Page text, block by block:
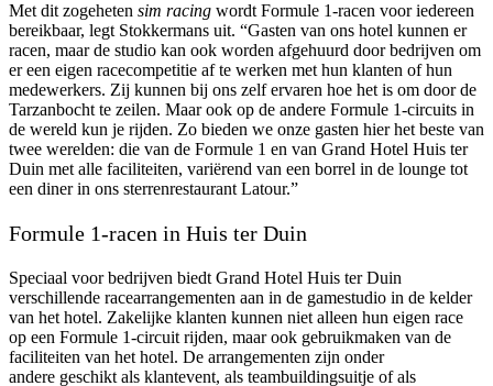
Met dit zogeheten sim racing wordt Formule 1-racen voor iedereen
bereikbaar, legt Stokkermans uit. “Gasten van ons hotel kunnen er
racen, maar de studio kan ook worden afgehuurd door bedrijven om
er een eigen racecompetitie af te werken met hun klanten of hun
medewerkers. Zij kunnen bij ons zelf ervaren hoe het is om door de
Tarzanbocht te zeilen. Maar ook op de andere Formule 1-circuits in
de wereld kun je rijden. Zo bieden we onze gasten hier het beste van
twee werelden: die van de Formule 1 en van Grand Hotel Huis ter
Duin met alle faciliteiten, variërend van een borrel in de lounge tot
een diner in ons sterrenrestaurant Latour.”
Formule 1-racen in Huis ter Duin
Speciaal voor bedrijven biedt Grand Hotel Huis ter Duin
verschillende racearrangementen aan in de gamestudio in de kelder
van het hotel. Zakelijke klanten kunnen niet alleen hun eigen race
op een Formule 1-circuit rijden, maar ook gebruikmaken van de
faciliteiten van het hotel. De arrangementen zijn onder
andere geschikt als klantevent, als teambuildingsuitje of als